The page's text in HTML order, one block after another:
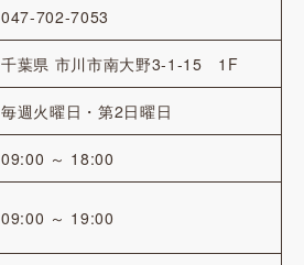
047-702-7053
千葉県 市川市南大野3-1-15 1F
毎週火曜日・第2日曜日
09:00 ～ 18:00
09:00 ～ 19:00